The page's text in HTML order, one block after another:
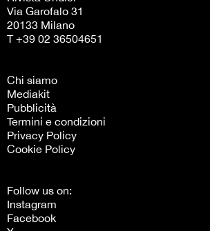
Via Garofalo 31
20133 Milano
T +39 02 36504651
Chi siamo
Mediakit
Pubblicità
Termini e condizioni
Privacy Policy
Cookie Policy
Follow us on:
Instagram
Facebook